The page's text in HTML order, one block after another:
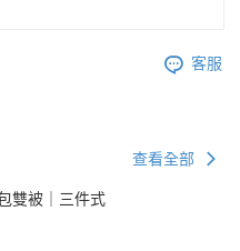
客服
查看全部
雙被｜三件式